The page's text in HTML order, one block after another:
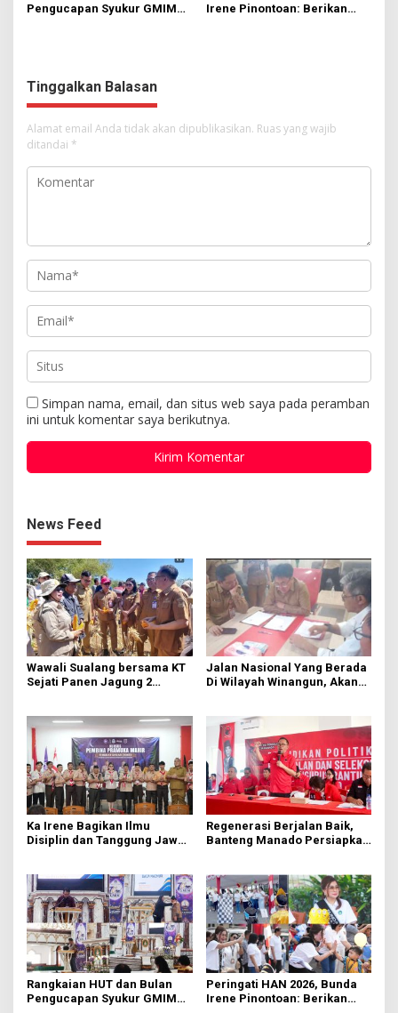
Pengucapan Syukur GMIM
Irene Pinontoan: Berikan
Tinggalkan Balasan
Alamat email Anda tidak akan dipublikasikan. Ruas yang wajib
ditandai *
Simpan nama, email, dan situs web saya pada peramban
ini untuk komentar saya berikutnya.
News Feed
Wawali Sualang bersama KT
Sejati Panen Jagung 2
Jalan Nasional Yang Berada
Di Wilayah Winangun, Akan
Ka Irene Bagikan Ilmu
Disiplin dan Tanggung Jawab
Regenerasi Berjalan Baik,
Banteng Manado Persiapkan
Rangkaian HUT dan Bulan
Pengucapan Syukur GMIM
Peringati HAN 2026, Bunda
Irene Pinontoan: Berikan